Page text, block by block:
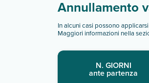
Annullamento
In alcuni casi possono
Maggiori informazioni nella
N. GIORNI
ante partenza